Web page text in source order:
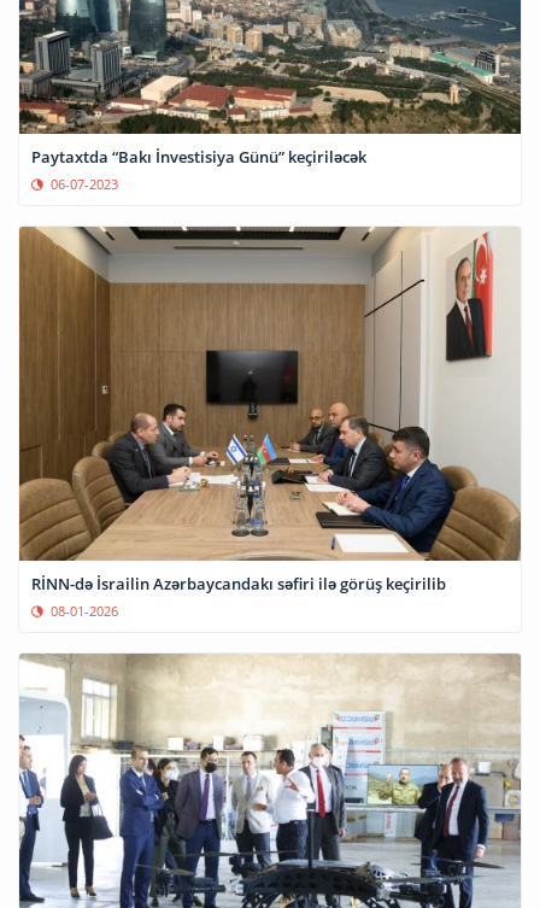
Paytaxtda “Bakı İnvestisiya Günü” keçiriləcək
06-07-2023
RİNN-də İsrailin Azərbaycandakı səfiri ilə görüş keçirilib
08-01-2026